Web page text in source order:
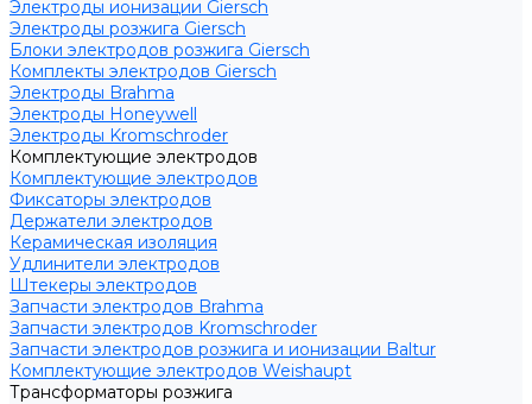
Электроды ионизации Giersch
Электроды розжига Giersch
Блоки электродов розжига Giersch
Комплекты электродов Giersch
Электроды Brahma
Электроды Honeywell
Электроды Kromschroder
Комплектующие электродов
Комплектующие электродов
Фиксаторы электродов
Держатели электродов
Керамическая изоляция
Удлинители электродов
Штекеры электродов
Запчасти электродов Brahma
Запчасти электродов Kromschroder
Запчасти электродов розжига и ионизации Baltur
Комплектующие электродов Weishaupt
Трансформаторы розжига